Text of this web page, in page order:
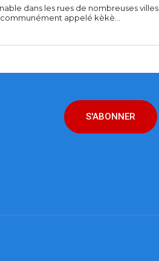
dans les rues de nombreuses villes
appelé kèkè...
S'ABONNER